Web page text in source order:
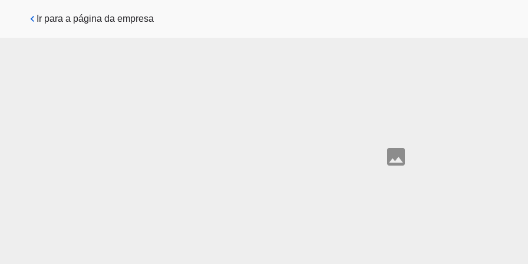
Pular para o conteúdo principal
Ir para a página da empresa